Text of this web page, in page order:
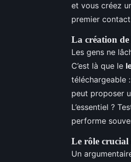
et vous créez
premier
La création de
Les gens ne
C’est là que le
téléchargeable
peut proposer
L’essentiel ?
performe
Le rôle crucial
Un